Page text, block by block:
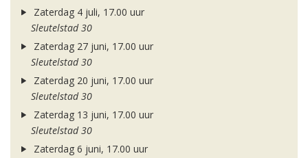
Zaterdag 4 juli, 17.00 uur
Sleutelstad 30
Zaterdag 27 juni, 17.00 uur
Sleutelstad 30
Zaterdag 20 juni, 17.00 uur
Sleutelstad 30
Zaterdag 13 juni, 17.00 uur
Sleutelstad 30
Zaterdag 6 juni, 17.00 uur